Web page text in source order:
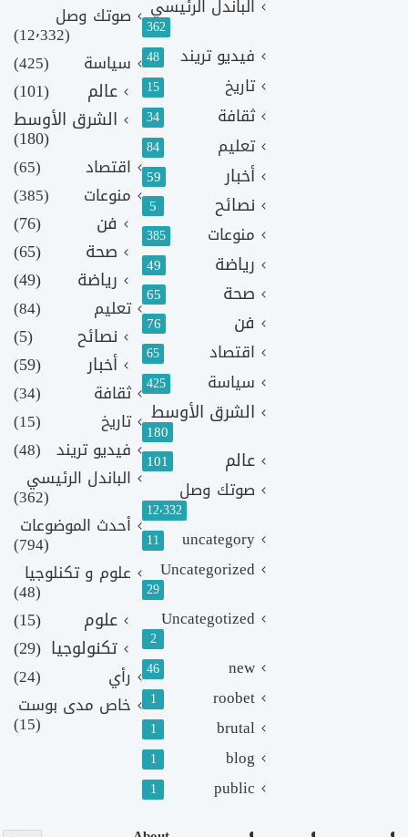
الباندل الرئيسي
362
فيديو تريند 48
تاريخ 15
ثقافة 34
تعليم 84
أخبار 59
نصائح 5
منوعات 385
رياضة 49
صحة 65
فن 76
اقتصاد 65
سياسة 425
الشرق الأوسط
180
عالم 101
صوتك وصل
12٬332
uncategory
11
Uncategorized
29
Uncategotized
2
new
46
roobet
1
brutal
1
blog
1
public
1
صوتك وصل
(12٬332)
سياسة
(425)
عالم
(101)
الشرق الأوسط
(180)
اقتصاد
(65)
منوعات
(385)
فن
(76)
صحة
(65)
رياضة
(49)
تعليم (84)
نصائح
(5)
أخبار
(59)
ثقافة
(34)
تاريخ
(15)
فيديو تريند (48)
الباندل الرئيسي
(362)
أحدث الموضوعات
(794)
علوم و تكنلوجيا
(48)
علوم
(15)
تكنولوجيا (29)
رأي
(24)
خاص مدى بوست
(15)